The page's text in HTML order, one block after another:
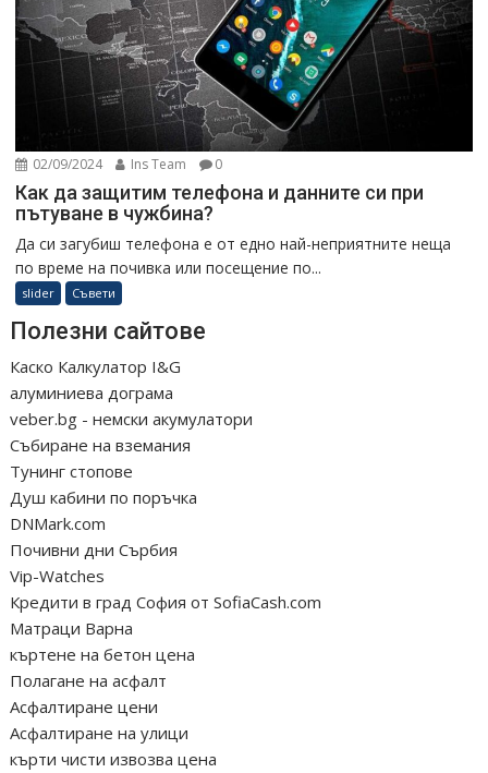
02/09/2024 Ins Team 0
Как да защитим телефона и данните си при
пътуване в чужбина?
Да си загубиш телефона е от едно най-неприятните неща
по време на почивка или посещение по...
slider Съвети
Полезни сайтове
Каско Калкулатор I&G
алуминиева дограма
veber.bg - немски акумулатори
Събиране на вземания
Тунинг стопове
Душ кабини по поръчка
DNMark.com
Почивни дни Сърбия
Vip-Watches
Кредити в град София от SofiaCash.com
Матраци Варна
къртене на бетон цена
Полагане на асфалт
Асфалтиране цени
Асфалтиране на улици
кърти чисти извозва цена